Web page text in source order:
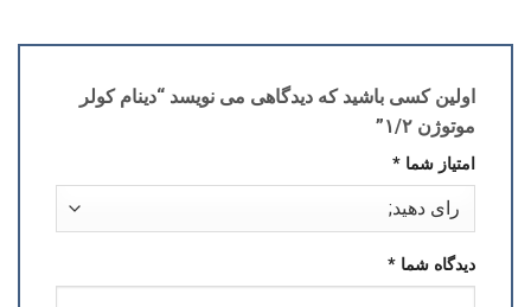
اولین کسی باشید که دیدگاهی می نویسد “دینام کولر
موتوژن ۱/۲”
امتیاز شما *
دیدگاه شما *